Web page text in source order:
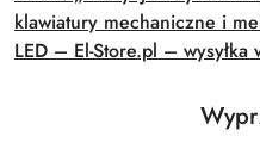
Pomiń karuzelę